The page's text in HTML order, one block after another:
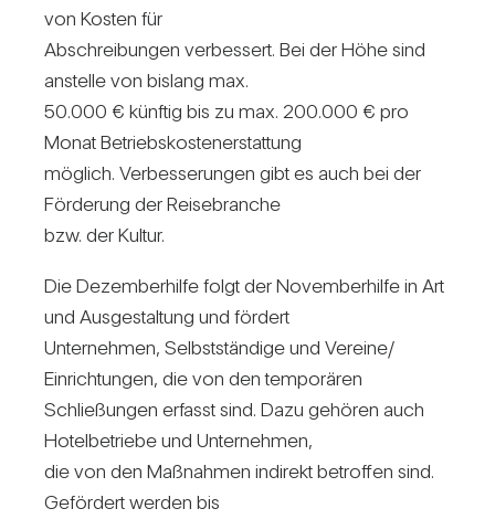
von Kosten für
Abschrei­bungen ver­bes­sert. Bei der Höhe sind
anstelle von bis­lang max.
50.000 € künftig bis zu max. 200.000 € pro
Monat Betriebs­kos­ten­er­stat­tung
mög­lich. Ver­bes­se­rungen gibt es auch bei der
För­de­rung der Rei­se­branche
bzw. der Kultur.
Die Dezem­ber­hilfe folgt der Novem­ber­hilfe in Art
und Aus­ge­stal­tung und för­dert
Unter­nehmen, Selbst­stän­dige und Vereine/​
Einrichtungen, die von den tem­po­rären
Schlie­ßungen erfasst sind. Dazu gehören auch
Hotel­be­triebe und Unter­nehmen,
die von den Maß­nahmen indi­rekt betroffen sind.
Geför­dert werden bis